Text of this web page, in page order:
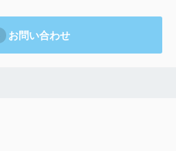
お問い合わせ